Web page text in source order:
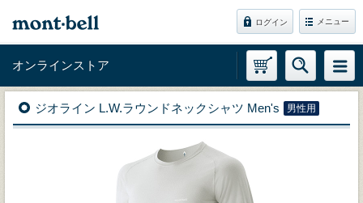
ログイン メニュー
オンラインストア
ジオライン L.W.ラウンドネックシャツ Men's 男性用